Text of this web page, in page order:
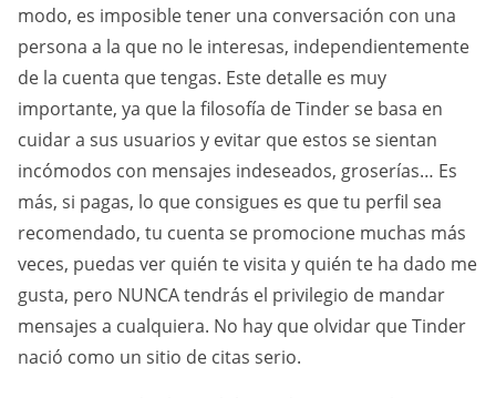
modo, es imposible tener una conversación con una
persona a la que no le interesas, independientemente
de la cuenta que tengas. Este detalle es muy
importante, ya que la filosofía de Tinder se basa en
cuidar a sus usuarios y evitar que estos se sientan
incómodos con mensajes indeseados, groserías… Es
más, si pagas, lo que consigues es que tu perfil sea
recomendado, tu cuenta se promocione muchas más
veces, puedas ver quién te visita y quién te ha dado me
gusta, pero NUNCA tendrás el privilegio de mandar
mensajes a cualquiera. No hay que olvidar que Tinder
nació como un sitio de citas serio.